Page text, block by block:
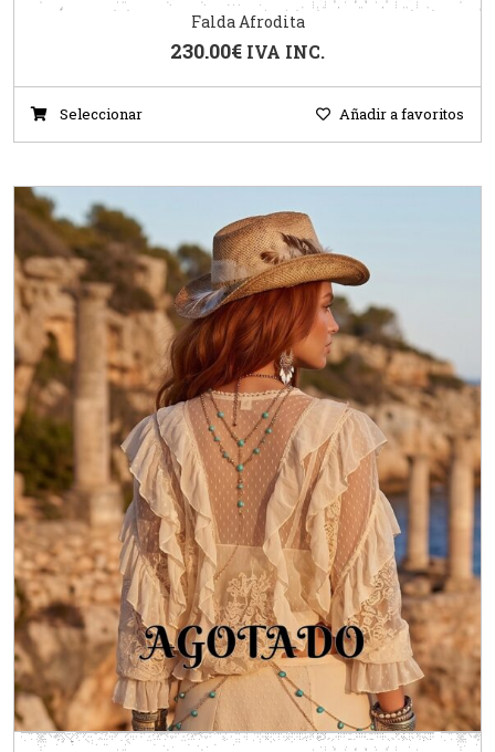
Falda Afrodita
230.00€ IVA INC.
Seleccionar Añadir a favoritos